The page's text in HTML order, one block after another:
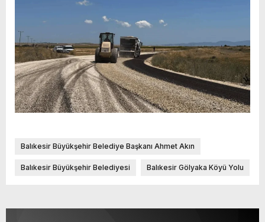
Balıkesir Büyükşehir Belediye Başkanı Ahmet Akın
Balıkesir Büyükşehir Belediyesi Balıkesir Gölyaka Köyü Yolu